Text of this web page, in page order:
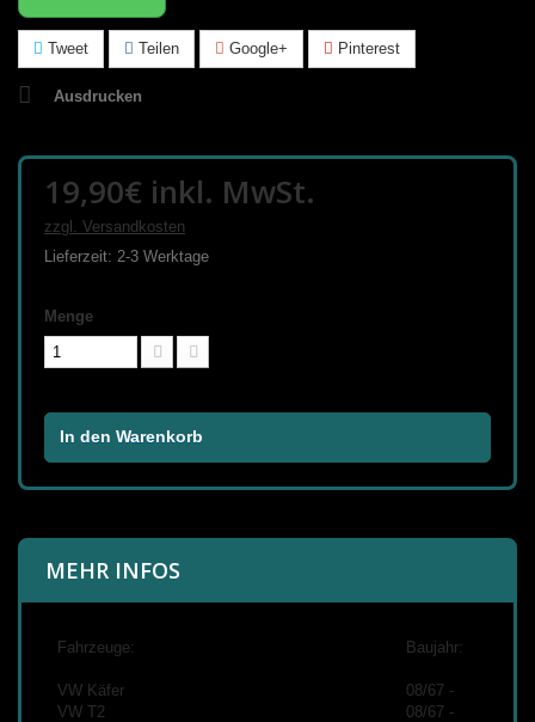
Tweet Teilen Google+ Pinterest
Ausdrucken
19,90€ inkl. MwSt.
zzgl. Versandkosten
Lieferzeit: 2-3 Werktage
Menge
In den Warenkorb
MEHR INFOS
Fahrzeuge: Baujahr:
VW Käfer
VW T2
08/67 -
08/67 -